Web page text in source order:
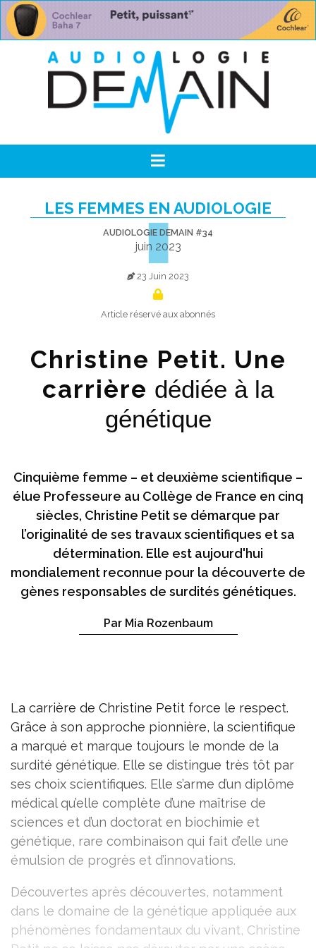
LES FEMMES EN AUDIOLOGIE
AUDIOLOGIE DEMAIN #34
juin 2023
23 Juin 2023
Article réservé aux abonnés
Christine Petit. Une
carrière dédiée à la
génétique
Cinquième femme – et deuxième scientifique –
élue Professeure au Collège de France en cinq
siècles, Christine Petit se démarque par
l’originalité de ses travaux scientifiques et sa
détermination. Elle est aujourd'hui
mondialement reconnue pour la découverte de
gènes responsables de surdités génétiques.
Par Mia Rozenbaum
La carrière de Christine Petit force le respect.
Grâce à son approche pionnière, la scientifique
a marqué et marque toujours le monde de la
surdité génétique. Elle se distingue très tôt par
ses choix scientifiques. Elle s’arme d’un diplôme
médical qu’elle complète d’une maîtrise de
sciences et d’un doctorat en biochimie et
génétique, rare combinaison qui fait d’elle une
émulsion de progrès et d’innovations.
Découvertes après découvertes, notamment
dans le domaine de la génétique appliquée aux
phénomènes fondamentaux du vivant, Christine